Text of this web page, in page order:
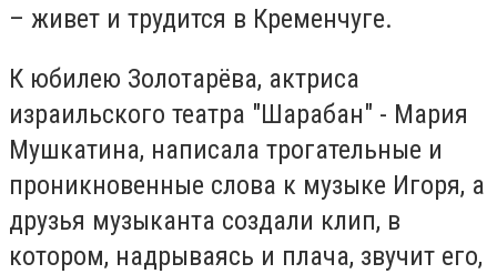
– живет и трудится в Кременчуге.
К юбилею Золотарёва, актриса
израильского театра "Шарабан" - Мария
Мушкатина, написала трогательные и
проникновенные слова к музыке Игоря, а
друзья музыканта создали клип, в
котором, надрываясь и плача, звучит его,